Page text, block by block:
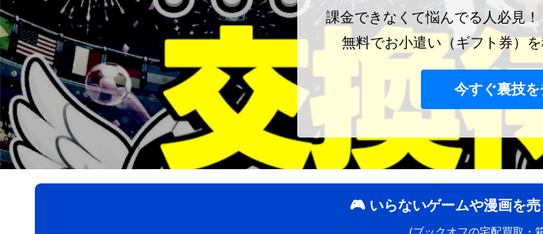
課金できなくて悩んでる人必見
無料でお小遣い（ギフト券）
今すぐ裏技を
🎮 いらないゲームや漫画を